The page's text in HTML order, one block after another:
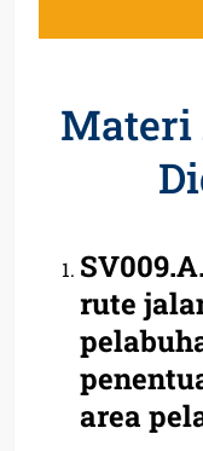
Materi
rute
area